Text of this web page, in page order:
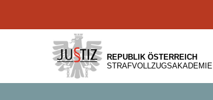
[1]
[2]
[3]
REPUBLIK ÖSTERREICH
STRAFVOLLZUGSAKADEMIE